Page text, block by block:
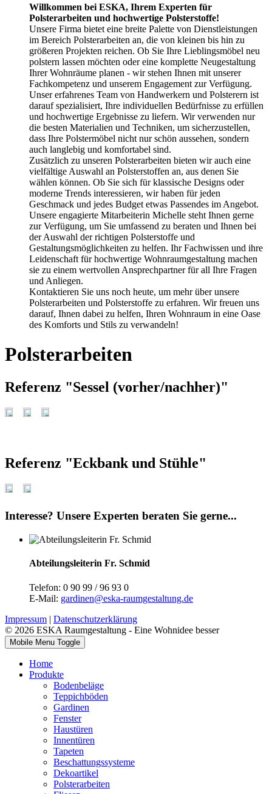
Willkommen bei ESKA, Ihrem Experten für
Polsterarbeiten und hochwertige Polsterstoffe!
Unsere Firma bietet eine breite Palette von Dienstleistungen
im Bereich Polsterarbeiten an, die von kleinen bis hin zu
größeren Projekten reichen. Ob Sie Ihre Lieblingsmöbel neu
polstern lassen möchten oder eine komplette Neugestaltung
Ihrer Wohnräume planen - wir stehen Ihnen mit unserer
Fachkompetenz und unserem Engagement zur Verfügung.
Unser erfahrenes Team von Handwerkern und Polsterern ist
darauf spezialisiert, Ihre individuellen Bedürfnisse zu erfüllen
und hochwertige Ergebnisse zu liefern. Wir verwenden nur
die besten Materialien und Techniken, um sicherzustellen,
dass Ihre Polstermöbel nicht nur schön aussehen, sondern
auch langlebig und komfortabel sind.
Zusätzlich zu unseren Polsterarbeiten bieten wir auch eine
vielfältige Auswahl an Polsterstoffen an, aus denen Sie
wählen können. Ob Sie sich für klassische Designs oder
moderne Trends interessieren, wir haben für jeden
Geschmack und jedes Budget etwas Passendes im Angebot.
Unsere engagierte Mitarbeiterin Michelle steht Ihnen gerne
zur Verfügung, um Sie umfassend zu beraten und Ihnen bei
der Auswahl der richtigen Polsterstoffe und
Gestaltungsmöglichkeiten zu helfen. Ihr Fachwissen und ihre
Leidenschaft für hochwertige Wohnraumgestaltung machen
sie zu einem wertvollen Ansprechpartner für all Ihre Fragen
und Anliegen.
Kontaktieren Sie uns noch heute, um mehr über unsere
Polsterarbeiten und Polsterstoffe zu erfahren. Wir freuen uns
darauf, Ihnen dabei zu helfen, Ihren Wohnraum in eine Oase
des Komforts und Stils zu verwandeln!
Polsterarbeiten
Referenz "Sessel (vorher/nachher)"
Referenz "Eckbank und Stühle"
Interesse? Unsere Experten beraten Sie gerne...
Abteilungsleiterin Fr. Schmid
Telefon: 0 90 99 / 96 93 0
E-Mail: gardinen@eska-raumgestaltung.de
Impressum | Datenschutzerklärung
© 2026 ESKA Raumgestaltung - Eine Wohnidee besser
Mobile Menu Toggle
Home
Produkte
Bodenbeläge
Teppichböden
Gardinen
Fenster
Haustüren
Innentüren
Tapeten
Beschattungssysteme
Dekoartikel
Polsterarbeiten